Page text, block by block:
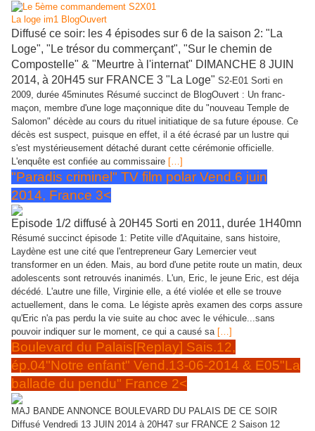
Diffusé ce soir: les 4 épisodes sur 6 de la saison 2: "La
Loge", "Le trésor du commerçant", "Sur le chemin de
Compostelle" & "Meurtre à l'internat" DIMANCHE 8 JUIN
2014, à 20H45 sur FRANCE 3 "La Loge" S2-E01 Sorti en
2009, durée 45minutes Résumé succinct de BlogOuvert : Un franc-
maçon, membre d'une loge maçonnique dite du "nouveau Temple de
Salomon" décède au cours du rituel initiatique de sa future épouse. Ce
décès est suspect, puisque en effet, il a été écrasé par un lustre qui
s'est mystérieusement détaché durant cette cérémonie officielle.
L'enquête est confiée au commissaire […]
"Paradis criminel" TV film polar Vend.6 juin
2014, France 3<
Episode 1/2 diffusé à 20H45 Sorti en 2011, durée 1H40mn
Résumé succinct épisode 1: Petite ville d'Aquitaine, sans histoire,
Laydène est une cité que l'entrepreneur Gary Lemercier veut
transformer en un éden. Mais, au bord d'une petite route un matin, deux
adolescents sont retrouvés inanimés. L'un, Eric, le jeune Eric, est déja
décédé. L'autre une fille, Virginie elle, a été violée et elle se trouve
actuellement, dans le coma. Le légiste après examen des corps assure
qu'Eric n'a pas perdu la vie suite au choc avec le véhicule...sans
pouvoir indiquer sur le moment, ce qui a causé sa […]
Boulevard du Palais[Replay] Sais.12,
ép.04"Notre enfant" Vend.13-06-2014 & E05"La
ballade du pendu" France 2<
MAJ BANDE ANNONCE BOULEVARD DU PALAIS DE CE SOIR
Diffusé Vendredi 13 JUIN 2014 à 20H47 sur FRANCE 2 Saison 12